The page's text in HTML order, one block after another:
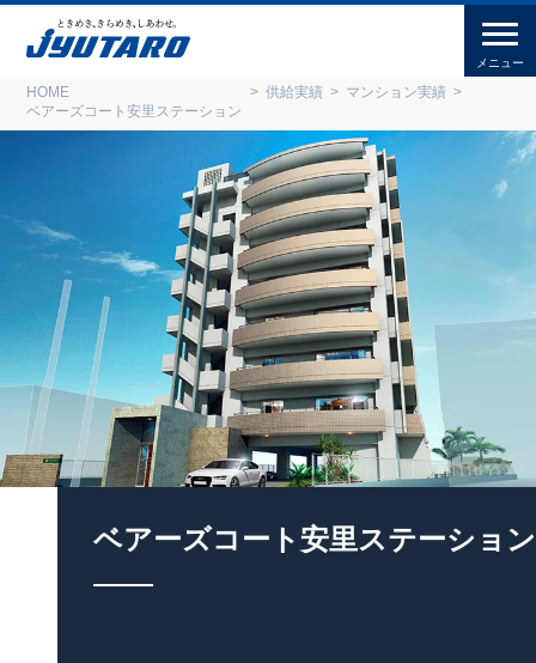
HOME 供給実績
マンション実績
ベアーズコート安里ステーション
ベアーズコート安里ステーション